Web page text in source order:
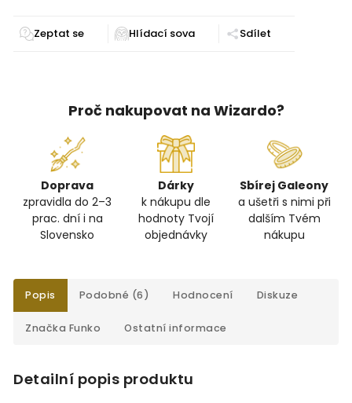
Zeptat se Sdílet
Proč nakupovat na Wizardo?
Doprava
zpravidla do 2–3
prac. dní i na
Slovensko
Dárky
k nákupu dle
hodnoty Tvojí
objednávky
Sbírej Galeony
a ušetři s nimi při
dalším Tvém
nákupu
Popis Podobné (6) Hodnocení Diskuze
Značka Funko Ostatní informace
Detailní popis produktu